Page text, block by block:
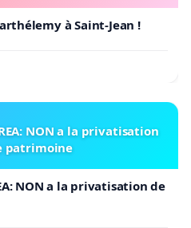
à Saint-Jean !
NON a la privatisation
patrimoine
NON a la privatisation de